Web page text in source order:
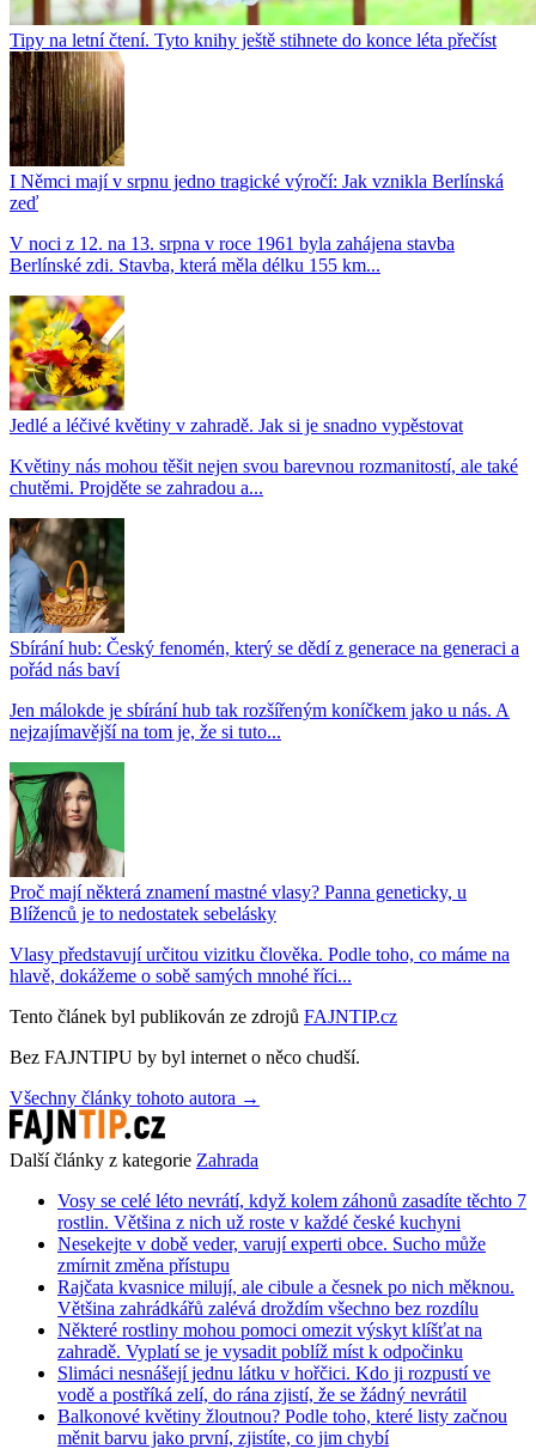
Tipy na letní čtení. Tyto knihy ještě stihnete do konce léta přečíst
I Němci mají v srpnu jedno tragické výročí: Jak vznikla Berlínská
zeď
V noci z 12. na 13. srpna v roce 1961 byla zahájena stavba
Berlínské zdi. Stavba, která měla délku 155 km...
Jedlé a léčivé květiny v zahradě. Jak si je snadno vypěstovat
Květiny nás mohou těšit nejen svou barevnou rozmanitostí, ale také
chutěmi. Projděte se zahradou a...
Sbírání hub: Český fenomén, který se dědí z generace na generaci a
pořád nás baví
Jen málokde je sbírání hub tak rozšířeným koníčkem jako u nás. A
nejzajímavější na tom je, že si tuto...
Proč mají některá znamení mastné vlasy? Panna geneticky, u
Blíženců je to nedostatek sebelásky
Vlasy představují určitou vizitku člověka. Podle toho, co máme na
hlavě, dokážeme o sobě samých mnohé říci...
Tento článek byl publikován ze zdrojů FAJNTIP.cz
Bez FAJNTIPU by byl internet o něco chudší.
Všechny články tohoto autora →
Další články z kategorie Zahrada
Vosy se celé léto nevrátí, když kolem záhonů zasadíte těchto 7
rostlin. Většina z nich už roste v každé české kuchyni
Nesekejte v době veder, varují experti obce. Sucho může
zmírnit změna přístupu
Rajčata kvasnice milují, ale cibule a česnek po nich měknou.
Většina zahrádkářů zalévá droždím všechno bez rozdílu
Některé rostliny mohou pomoci omezit výskyt klíšťat na
zahradě. Vyplatí se je vysadit poblíž míst k odpočinku
Slimáci nesnášejí jednu látku v hořčici. Kdo ji rozpustí ve
vodě a postříká zelí, do rána zjistí, že se žádný nevrátil
Balkonové květiny žloutnou? Podle toho, které listy začnou
měnit barvu jako první, zjistíte, co jim chybí